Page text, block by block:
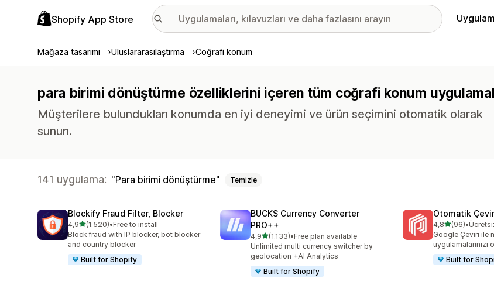
Shopify App Store
Mağaza tasarımı Uluslararasılaştırma Coğrafi konum
para birimi dönüştürme özelliklerini içeren tüm coğrafi konum
Müşterilere bulundukları konumda en iyi deneyimi ve ürün seçimini otomatik olarak
sunun.
141 uygulama: Para birimi dönüştürme Temizle
Blockify Fraud Filter, Blocker
4,95 yıldız üzerinden
(1.520)
toplam 1520 değerlendirme
•Free to install
Block fraud with IP blocker, bot blocker
and country blocker
Built for Shopify
BUCKS Currency Converter
PRO++
4,95 yıldız üzerinden
(1.133)
toplam 1133 değerlendirme
•Free plan available
Unlimited multi currency switcher by
geolocation +AI Analytics
Built for Shopify
Otomatik
4,85 yıldız
(96)
toplam 96•
Google Çeviri ile
Built for